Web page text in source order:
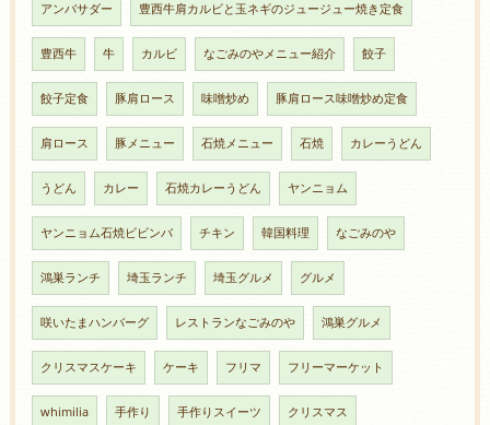
アンバサダー 豊西牛肩カルビと玉ネギのジュージュー焼き定食
豊西牛 牛 カルビ なごみのやメニュー紹介 餃子
餃子定食 豚肩ロース 味噌炒め 豚肩ロース味噌炒め定食
肩ロース 豚メニュー 石焼メニュー 石焼 カレーうどん
うどん カレー 石焼カレーうどん ヤンニョム
ヤンニョム石焼ビビンバ チキン 韓国料理 なごみのや
鴻巣ランチ 埼玉ランチ 埼玉グルメ グルメ
咲いたまハンバーグ レストランなごみのや 鴻巣グルメ
クリスマスケーキ ケーキ フリマ フリーマーケット
whimilia 手作り 手作りスイーツ クリスマス